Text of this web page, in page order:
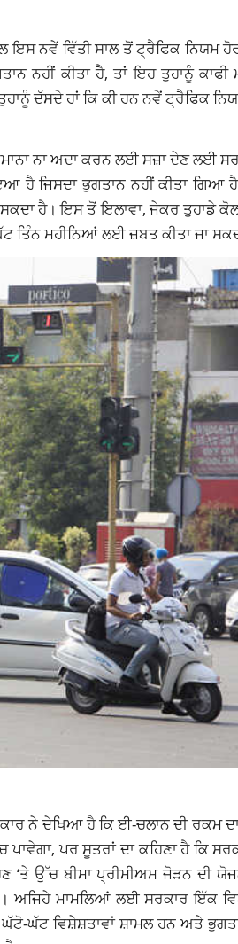
ਨਵੇਂ ਵਿੱਤੀ ਸਾਲ ਤੋਂ ਟ੍ਰੈਫਿਕ ਨਿਯਮ
ਕੀਤਾ ਹੈ, ਤਾਂ ਇਹ ਤੁਹਾਨੂੰ ਕਾਫੀ
ਦੱਸਦੇ ਹਾਂ ਕਿ ਕੀ ਹਨ ਨਵੇਂ ਟ੍ਰੈਫਿਕ
ਨਾ ਅਦਾ ਕਰਨ ਲਈ ਸਜ਼ਾ ਦੇਣ ਲਈ
ਜਿਸਦਾ ਭੁਗਤਾਨ ਨਹੀਂ ਕੀਤਾ ਗਿਆ
ਹੈ। ਇਸ ਤੋਂ ਇਲਾਵਾ, ਜੇਕਰ ਤੁਹਾਡੇ
ਤਿੰਨ ਮਹੀਨਿਆਂ ਲਈ ਜ਼ਬਤ ਕੀਤਾ ਜਾ
ਨੇ ਦੇਖਿਆ ਹੈ ਕਿ ਈ-ਚਲਾਨ ਦੀ ਰਕਮ
ਪਰ ਸੂਤਰਾਂ ਦਾ ਕਹਿਣਾ ਹੈ ਕਿ
ਉੱਚ ਬੀਮਾ ਪ੍ਰੀਮੀਅਮ ਜੋੜਨ ਦੀ
ਅਜਿਹੇ ਮਾਮਲਿਆਂ ਲਈ ਸਰਕਾਰ ਇੱਕ
ਘੱਟ ਵਿਸ਼ੇਸ਼ਤਾਵਾਂ ਸ਼ਾਮਲ ਹਨ ਅਤੇ